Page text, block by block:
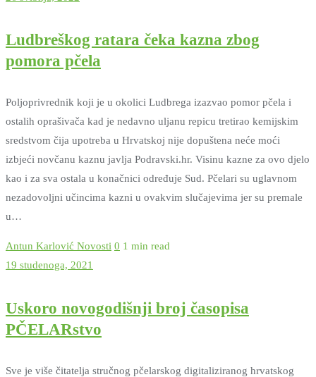
Ludbreškog ratara čeka kazna zbog
pomora pčela
Poljoprivrednik koji je u okolici Ludbrega izazvao pomor pčela i
ostalih oprašivača kad je nedavno uljanu repicu tretirao kemijskim
sredstvom čija upotreba u Hrvatskoj nije dopuštena neće moći
izbjeći novčanu kaznu javlja Podravski.hr. Visinu kazne za ovo djelo
kao i za sva ostala u konačnici određuje Sud. Pčelari su uglavnom
nezadovoljni učincima kazni u ovakvim slučajevima jer su premale
u…
Antun Karlović Novosti 0 1 min read
19 studenoga, 2021
Uskoro novogodišnji broj časopisa
PČELARstvo
Sve je više čitatelja stručnog pčelarskog digitaliziranog hrvatskog